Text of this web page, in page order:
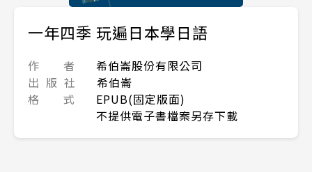
一年四季 玩遍日本學日語
作 者
希伯崙股份有限公司
出 版 社
希伯崙
格 式
EPUB(固定版面)
不提供電子書檔案另存下載